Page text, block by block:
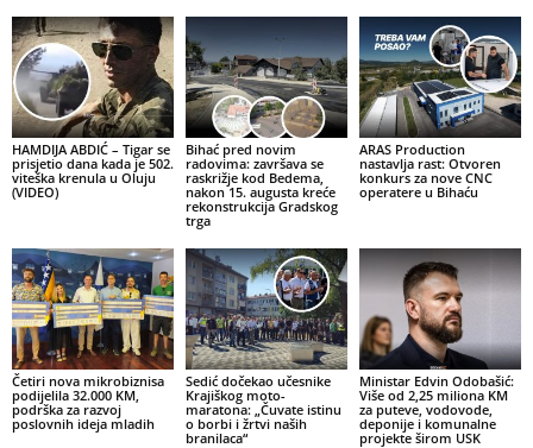
HAMDIJA ABDIĆ – Tigar se
prisjetio dana kada je 502.
viteška krenula u Oluju
(VIDEO)
Bihać pred novim
radovima: završava se
raskrižje kod Bedema,
nakon 15. augusta kreće
rekonstrukcija Gradskog
trga
ARAS Production
nastavlja rast: Otvoren
konkurs za nove CNC
operatere u Bihaću
Četiri nova mikrobiznisa
podijelila 32.000 KM,
podrška za razvoj
poslovnih ideja mladih
Sedić dočekao učesnike
Krajiškog moto-
maratona: „Čuvate istinu
o borbi i žrtvi naših
branilaca“
Ministar Edvin Odobašić:
Više od 2,25 miliona KM
za puteve, vodovode,
deponije i komunalne
projekte širom USK